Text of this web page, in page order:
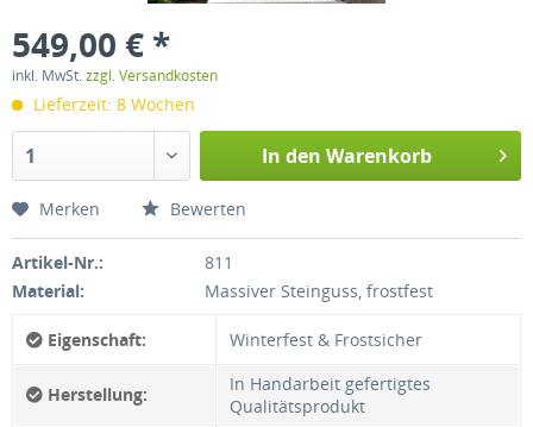
549,00 € *
inkl. MwSt.zzgl. Versandkosten
Lieferzeit: 8 Wochen
In den Warenkorb
Merken Bewerten
Artikel-Nr.:
811
Material:
Massiver Steinguss, frostfest
Eigenschaft: Winterfest & Frostsicher
Herstellung:
In Handarbeit gefertigtes
Qualitätsprodukt